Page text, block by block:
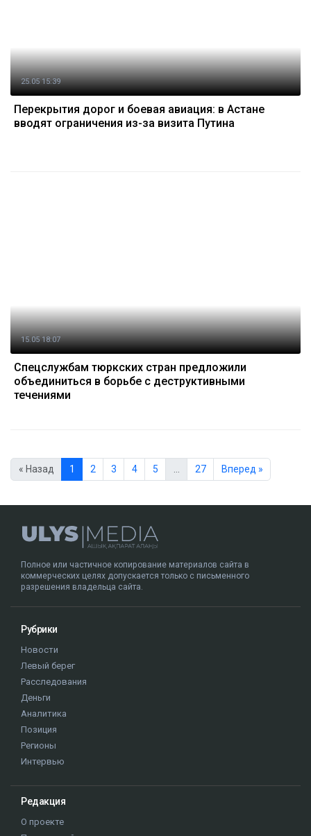
25.05 15:39
Перекрытия дорог и боевая авиация: в Астане
вводят ограничения из-за визита Путина
15.05 18:07
Спецслужбам тюркских стран предложили
объединиться в борьбе с деструктивными
течениями
« Назад 1 2 3 4 5 … 27 Вперед »
Полное или частичное копирование материалов сайта в
коммерческих целях допускается только с письменного
разрешения владельца сайта.
Рубрики
Новости
Левый берег
Расследования
Деньги
Аналитика
Позиция
Регионы
Интервью
Редакция
О проекте